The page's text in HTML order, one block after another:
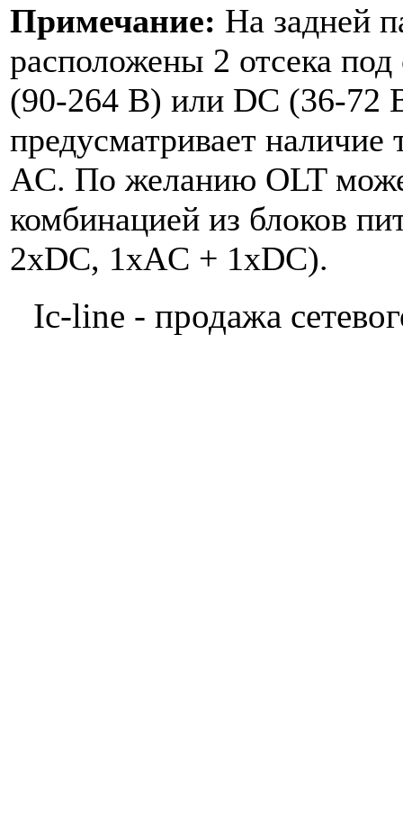
Примечание: На задней
расположены 2 отсека
(90-264 В) или DC (36-72
предусматривает наличие
AC. По желанию OLT
комбинацией из блоков
2xDC, 1xAC + 1xDC).
Ic-line - продажа